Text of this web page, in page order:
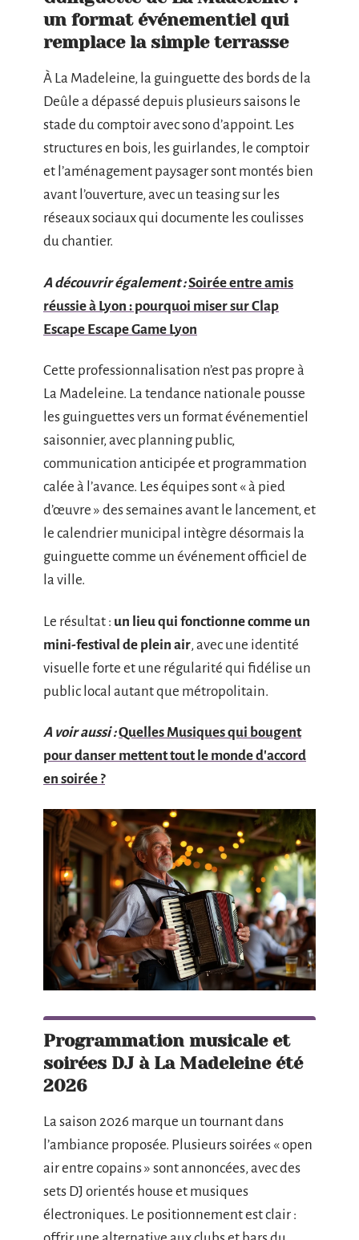
un format événementiel qui
remplace la simple terrasse
À La Madeleine, la guinguette des bords de la
Deûle a dépassé depuis plusieurs saisons le
stade du comptoir avec sono d’appoint. Les
structures en bois, les guirlandes, le comptoir
et l’aménagement paysager sont montés bien
avant l’ouverture, avec un teasing sur les
réseaux sociaux qui documente les coulisses
du chantier.
A découvrir également :Soirée entre amis
réussie à Lyon : pourquoi miser sur Clap
Escape Escape Game Lyon
Cette professionnalisation n’est pas propre à
La Madeleine. La tendance nationale pousse
les guinguettes vers un format événementiel
saisonnier, avec planning public,
communication anticipée et programmation
calée à l’avance. Les équipes sont « à pied
d’œuvre » des semaines avant le lancement, et
le calendrier municipal intègre désormais la
guinguette comme un événement officiel de
la ville.
Le résultat : un lieu qui fonctionne comme un
mini-festival de plein air, avec une identité
visuelle forte et une régularité qui fidélise un
public local autant que métropolitain.
A voir aussi :Quelles Musiques qui bougent
pour danser mettent tout le monde d'accord
en soirée ?
Programmation musicale et
soirées DJ à La Madeleine été
2026
La saison 2026 marque un tournant dans
l’ambiance proposée. Plusieurs soirées « open
air entre copains » sont annoncées, avec des
sets DJ orientés house et musiques
électroniques. Le positionnement est clair :